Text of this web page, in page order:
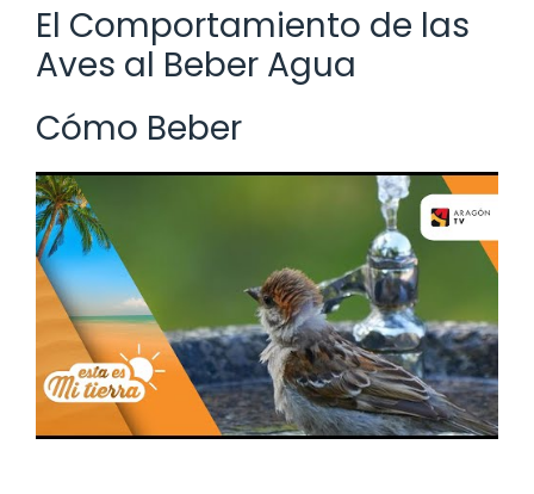
El Comportamiento de las
Aves al Beber Agua
Cómo Beber